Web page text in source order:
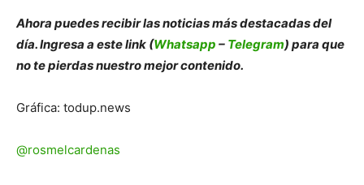
Ahora puedes recibir las noticias más destacadas del
día. Ingresa a este link (Whatsapp – Telegram) para que
no te pierdas nuestro mejor contenido.
Gráfica: todup.news
@rosmelcardenas